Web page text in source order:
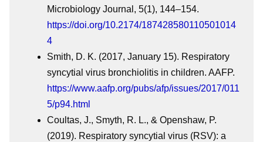
Microbiology Journal, 5(1), 144–154.
https://doi.org/10.2174/187428580110501014
4
Smith, D. K. (2017, January 15). Respiratory
syncytial virus bronchiolitis in children. AAFP.
https://www.aafp.org/pubs/afp/issues/2017/011
5/p94.html
Coultas, J., Smyth, R. L., & Openshaw, P.
(2019). Respiratory syncytial virus (RSV): a